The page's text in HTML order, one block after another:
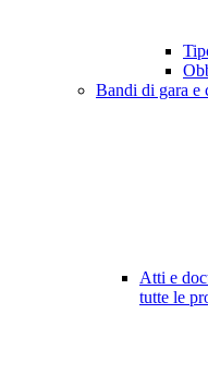
Bandi di gara e
Atti e
tutte le